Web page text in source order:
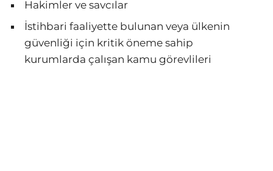
Hakimler ve savcılar
İstihbari faaliyette bulunan veya ülkenin
güvenliği için kritik öneme sahip
kurumlarda çalışan kamu görevlileri